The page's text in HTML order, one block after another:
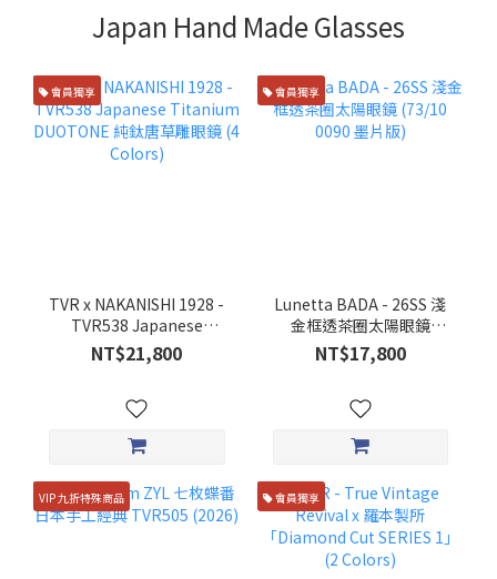
Japan Hand Made Glasses
會員獨享
TVR x NAKANISHI 1928 -
TVR538 Japanese
Titanium DUOTONE 純鈦
唐草雕眼鏡 (4 Colors)
NT$21,800
會員獨享
Lunetta BADA - 26SS 淺
金框透茶圈太陽眼鏡
(73/10 0090 墨片版)
NT$17,800
VIP 九折特殊商品 會員獨享